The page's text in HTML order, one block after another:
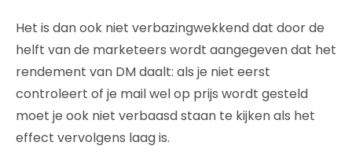
Het is dan ook niet verbazingwekkend dat door de
helft van de marketeers wordt aangegeven dat het
rendement van DM daalt: als je niet eerst
controleert of je mail wel op prijs wordt gesteld
moet je ook niet verbaasd staan te kijken als het
effect vervolgens laag is.